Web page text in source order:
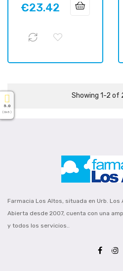
Price
€23.42
Showing 1-2 of
Farmacia Los Altos, situada en Urb. Los
Abierta desde 2007, cuenta con una
y todos los servicios..
5.0
( On 5 )